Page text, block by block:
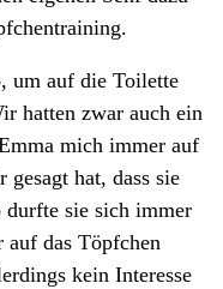
um auf die Toilette
hatten zwar auch ein
mich immer auf
hat, dass sie
sie sich immer
das Töpfchen
kein Interesse